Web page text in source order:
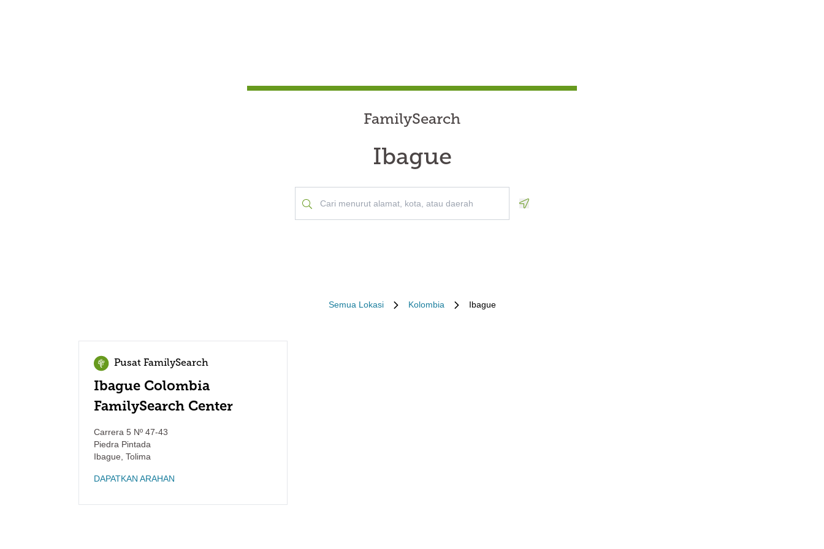
FamilySearch
Ibague
Semua Lokasi Kolombia Ibague
Pusat FamilySearch
Ibague Colombia
FamilySearch Center
Carrera 5 Nº 47-43
Piedra Pintada
Ibague Tolima
DAPATKAN ARAHAN